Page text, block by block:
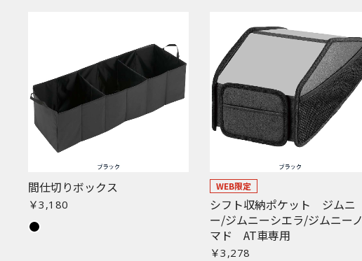
間仕切りボックス
￥3,180
WEB限定
シフト収納ポケット ジムニ
ー/ジムニーシエラ/ジムニーノ
マド AT車専用
￥3,278